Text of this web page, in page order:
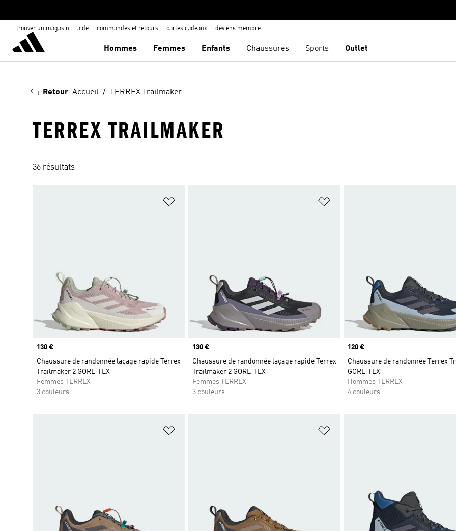
trouver un magasin aide commandes et retours cartes cadeaux deviens membre
Hommes Femmes Enfants Chaussures Sports Outlet
Retour Accueil TERREX Trailmaker
TERREX TRAILMAKER
36 résultats
Prix
130 €
Chaussure de randonnée laçage rapide Terrex
Trailmaker 2 GORE-TEX
Femmes TERREX
3 couleurs
Prix
130 €
Chaussure de randonnée laçage rapide Terrex
Trailmaker 2 GORE-TEX
Femmes TERREX
3 couleurs
Prix
120 €
Chaussure de randonnée Terrex
GORE-TEX
Hommes TERREX
4 couleurs